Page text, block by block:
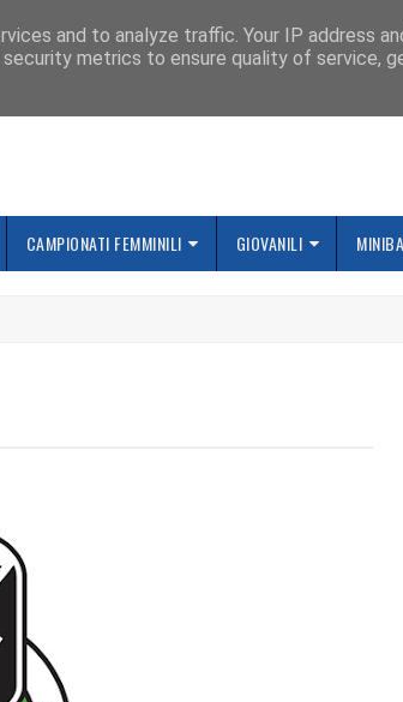
CAMPIONATI FEMMINILI GIOVANILI
and to analyze traffic. Your IP address
metrics to ensure quality of service,